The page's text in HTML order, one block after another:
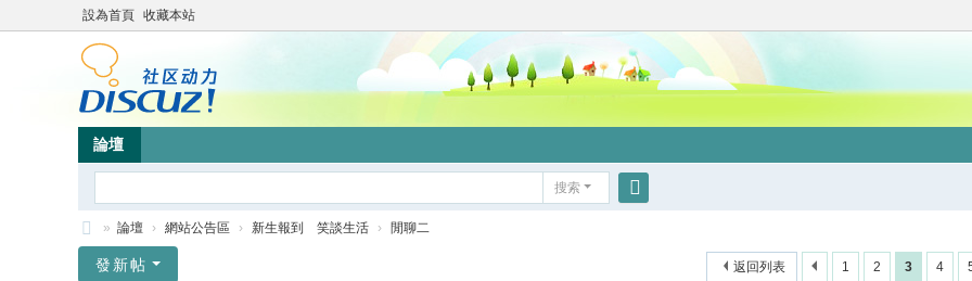
設為首頁 收藏本站
論壇
搜索
» 論壇 › 網站公告區 › 新生報到 笑談生活 › 閒聊二
1 2 3 4
返回列表
發新帖